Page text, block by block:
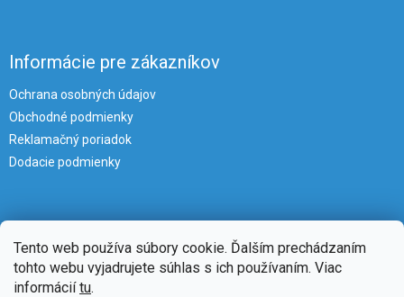
Tento web používa súbory cookie. Ďalším prechádzaním
tohto webu vyjadrujete súhlas s ich používaním. Viac
informáciítu.
Informácie pre zákazníkov
Ochrana osobných údajov
Obchodné podmienky
Reklamačný poriadok
Dodacie podmienky